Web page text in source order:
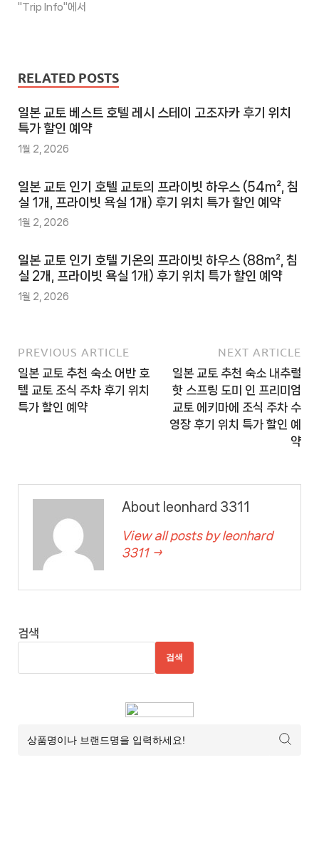
"Trip Info"에서
RELATED POSTS
일본 교토 베스트 호텔 레시 스테이 고조자카 후기 위치
특가 할인 예약
1월 2, 2026
일본 교토 인기 호텔 교토의 프라이빗 하우스 (54m², 침
실 1개, 프라이빗 욕실 1개) 후기 위치 특가 할인 예약
1월 2, 2026
일본 교토 인기 호텔 기온의 프라이빗 하우스 (88m², 침
실 2개, 프라이빗 욕실 1개) 후기 위치 특가 할인 예약
1월 2, 2026
PREVIOUS ARTICLE
일본 교토 추천 숙소 어반 호
텔 교토 조식 주차 후기 위치
특가 할인 예약
NEXT ARTICLE
일본 교토 추천 숙소 내추럴
핫 스프링 도미 인 프리미엄
교토 에키마에 조식 주차 수
영장 후기 위치 특가 할인 예
약
About leonhard 3311
View all posts by leonhard
3311 →
검색
검색